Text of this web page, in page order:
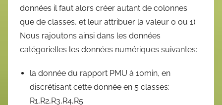
données il faut alors créer autant de colonnes
que de classes, et leur attribuer la valeur 0 ou 1).
Nous rajoutons ainsi dans les données
catégorielles les données numériques suivantes:
la donnée du rapport PMU à 10min, en
discrétisant cette donnée en 5 classes:
R1,R2,R3,R4,R5